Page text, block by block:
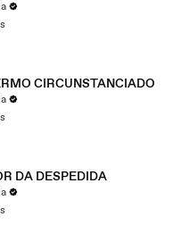
CIRCUNSTANCIADO
DA DESPEDIDA